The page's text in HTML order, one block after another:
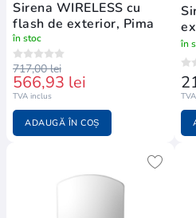
Sirena WIRELESS cu
flash de exterior, Pima
în stoc
717,00 lei
566,93 lei
TVA inclus
ADAUGĂ ÎN COȘ
în